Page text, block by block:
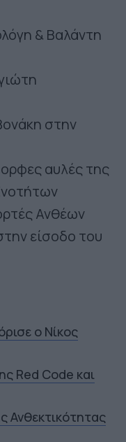
& Βαλάντη
στην
αυλές της
Ανθέων
είσοδο του
ο Νίκος
Red Code και
Ανθεκτικότητας